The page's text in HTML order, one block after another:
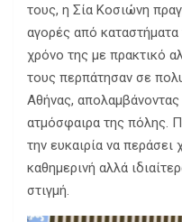
τους, η Σία Κοσιώνη
αγορές από
χρόνο της με πρακτικό
τους περπάτησαν σε
Αθήνας, απολαμβάνοντας
ατμόσφαιρα της πόλης.
την ευκαιρία να
καθημερινή αλλά
στιγμή.